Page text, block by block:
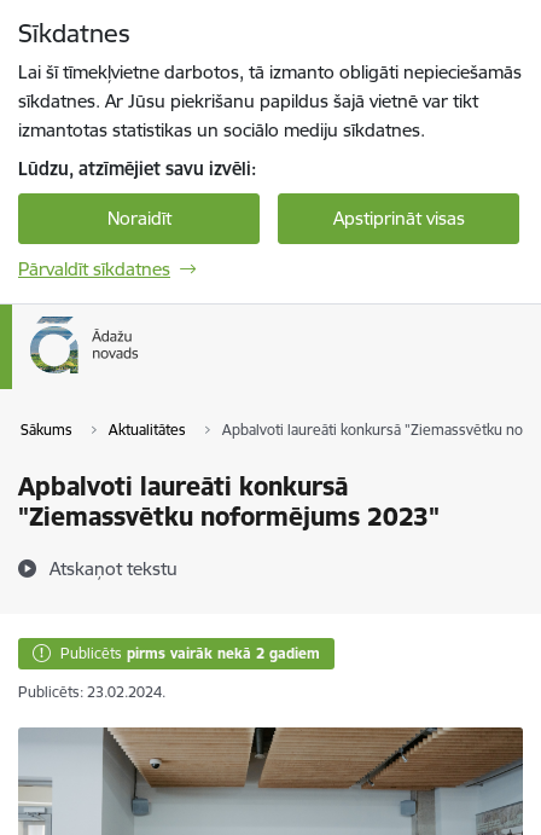
Sīkdatnes
Lai šī tīmekļvietne darbotos, tā izmanto obligāti nepieciešamās
sīkdatnes. Ar Jūsu piekrišanu papildus šajā vietnē var tikt
izmantotas statistikas un sociālo mediju sīkdatnes.
Lūdzu, atzīmējiet savu izvēli:
Noraidīt Apstiprināt visas
Pārvaldīt sīkdatnes
Sākums Aktualitātes Apbalvoti laureāti konkursā "Ziemassvētku
Apbalvoti laureāti konkursā
"Ziemassvētku noformējums 2023"
Atskaņot tekstu
Publicēts pirms vairāk nekā 2 gadiem
Publicēts: 23.02.2024.